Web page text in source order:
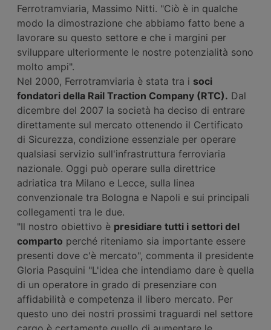
Ferrotramviaria, Massimo Nitti. "Ciò è in qualche
modo la dimostrazione che abbiamo fatto bene a
lavorare su questo settore e che i margini per
sviluppare ulteriormente le nostre potenzialità sono
molto ampi".
Nel 2000, Ferrotramviaria è stata tra i soci
fondatori della Rail Traction Company (RTC). Dal
dicembre del 2007 la società ha deciso di entrare
direttamente sul mercato ottenendo il Certificato
di Sicurezza, condizione essenziale per operare
qualsiasi servizio sull'infrastruttura ferroviaria
nazionale. Oggi può operare sulla direttrice
adriatica tra Milano e Lecce, sulla linea
convenzionale tra Bologna e Napoli e sui principali
collegamenti tra le due.
"Il nostro obiettivo è presidiare tutti i settori del
comparto perché riteniamo sia importante essere
presenti dove c'è mercato", commenta il presidente
Gloria Pasquini "L'idea che intendiamo dare è quella
di un operatore in grado di presenziare con
affidabilità e competenza il libero mercato. Per
questo uno dei nostri prossimi traguardi nel settore